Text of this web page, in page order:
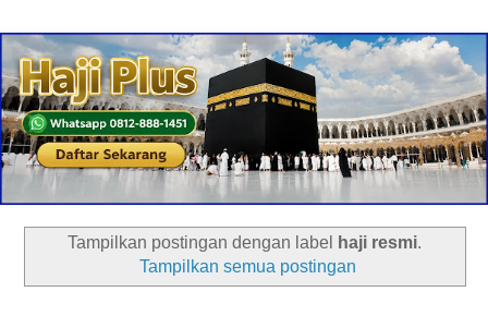
Tampilkan postingan dengan label haji resmi.
Tampilkan semua postingan